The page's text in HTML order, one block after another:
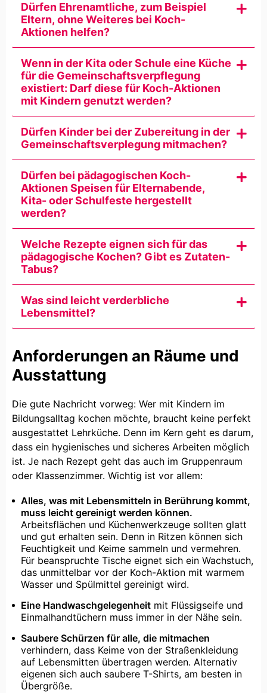
Dürfen Ehrenamtliche, zum Beispiel
Eltern, ohne Weiteres bei Koch-
Aktionen helfen?
Wenn in der Kita oder Schule eine Küche
für die Gemeinschaftsverpflegung
existiert: Darf diese für Koch-Aktionen
mit Kindern genutzt werden?
Dürfen Kinder bei der Zubereitung in der
Gemeinschaftsverplegung mitmachen?
Dürfen bei pädagogischen Koch-
Aktionen Speisen für Elternabende,
Kita- oder Schulfeste hergestellt
werden?
Welche Rezepte eignen sich für das
pädagogische Kochen? Gibt es Zutaten-
Tabus?
Was sind leicht verderbliche
Lebensmittel?
Anforderungen an Räume und
Ausstattung
Die gute Nachricht vorweg: Wer mit Kindern im
Bildungsalltag kochen möchte, braucht keine perfekt
ausgestattet Lehrküche. Denn im Kern geht es darum,
dass ein hygienisches und sicheres Arbeiten möglich
ist. Je nach Rezept geht das auch im Gruppenraum
oder Klassenzimmer. Wichtig ist vor allem:
Alles, was mit Lebensmitteln in Berührung kommt,
muss leicht gereinigt werden können.
Arbeitsflächen und Küchenwerkzeuge sollten glatt
und gut erhalten sein. Denn in Ritzen können sich
Feuchtigkeit und Keime sammeln und vermehren.
Für beanspruchte Tische eignet sich ein Wachstuch,
das unmittelbar vor der Koch-Aktion mit warmem
Wasser und Spülmittel gereinigt wird.
Eine Handwaschgelegenheit mit Flüssigseife und
Einmalhandtüchern muss immer in der Nähe sein.
Saubere Schürzen für alle, die mitmachen
verhindern, dass Keime von der Straßenkleidung
auf Lebensmitten übertragen werden. Alternativ
eigenen sich auch saubere T-Shirts, am besten in
Übergröße.